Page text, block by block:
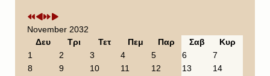
v
i
u
v
i
o
t
Y
e
t
M
November 2032
Δευ
Τρι Τετ Πεμ Παρ Σαβ
Κυρ
1
2 3 4 5 6
7
8
9 10 11 12 13
14